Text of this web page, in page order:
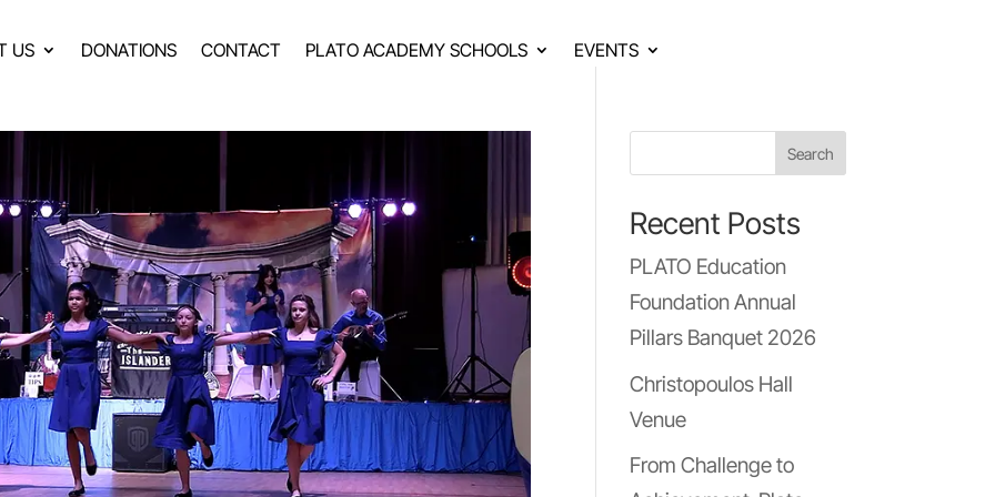
US DONATIONS CONTACT PLATO ACADEMY SCHOOLS EVENTS
Search
Recent Posts
PLATO Education
Foundation Annual
Pillars Banquet 2026
Christopoulos Hall
Venue
From Challenge to